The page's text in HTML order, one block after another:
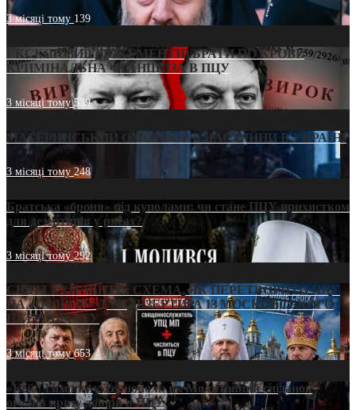
3 місяці тому 139
ЕКСКЛЮЗИВ (ДОКУМЕНТИ)/БРАТИ ПО КРОВІ:
КРИМІНАЛЬНА ФРАНШИЗА В ПЦУ
3 місяці тому539
МАТЕРИНСЬКИЙ ОМОРФОР В ЧАС ВІЙНИ В УКРАЇНІ
3 місяці тому248
Братська «броня» під куполами: чи стане ПЦУ прихистком
для дезертирів у рясах?
3 місяці тому292
СВЯТІ УХИЛЯНТИ: СХЕМА, ЯК ПЕРЕТВОРИТИ ПЦУ
НА «ОФШОР» ДЛЯ ДЕЗЕРТИРА ІЗ МОСКОВСЬКОГО
ПАТРІАРХАТУ
3 місяці тому653
«Кейс Тихона» у Тернополі: як Молитовний сніданок
оголив кризу довіри в ПЦУ